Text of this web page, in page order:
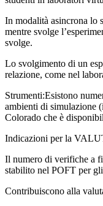
In modalità asincrona lo
mentre svolge
svolge.
Lo svolgimento di un
relazione, come nel
Strumenti:Esistono
ambienti di simulazione
Colorado che è
Indicazioni per la
Il numero di verifiche a
stabilito nel POFT per
Contribuiscono alla